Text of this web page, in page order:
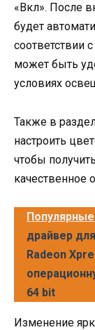
«Вкл». После
будет
соответствии
может быть
условиях
Также в
настроить
чтобы
качественное
драйвер
Radeon
64 bit
Изменение